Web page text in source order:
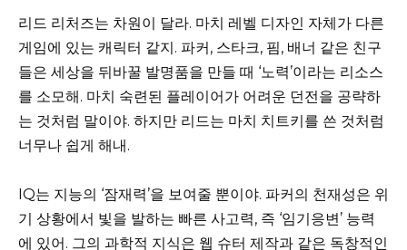
리드 리처즈는 차원이 달라. 마치 레벨 디자인 자체가 다른
게임에 있는 캐릭터 같지. 파커, 스타크, 핌, 배너 같은 친구
들은 세상을 뒤바꿀 발명품을 만들 때 ‘노력’이라는 리소스
를 소모해. 마치 숙련된 플레이어가 어려운 던전을 공략하
는 것처럼 말이야. 하지만 리드는 마치 치트키를 쓴 것처럼
너무나 쉽게 해내.
IQ는 지능의 ‘잠재력’을 보여줄 뿐이야. 파커의 천재성은 위
기 상황에서 빛을 발하는 빠른 사고력, 즉 ‘임기응변’ 능력
에 있어. 그의 과학적 지식은 웹 슈터 제작과 같은 독창적인